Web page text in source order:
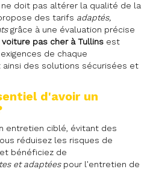
doit pas altérer la qualité de la
propose des tarifs adaptés,
grâce à une évaluation précise
voiture pas cher à Tullins est
de chaque
des solutions sécurisées et
d'avoir un
entretien ciblé, évitant des
réduisez les risques de
bénéficiez de
et adaptéespour l'entretien de